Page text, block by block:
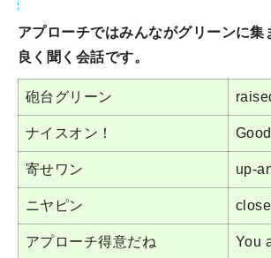
アプローチではみんながグリーンに集
良く聞く会話です。
砲台グリーン
ナイスオン！
寄せワン up-
ニヤピン
アプローチ得意だね You